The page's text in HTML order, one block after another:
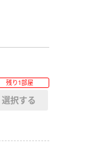
残り1部屋